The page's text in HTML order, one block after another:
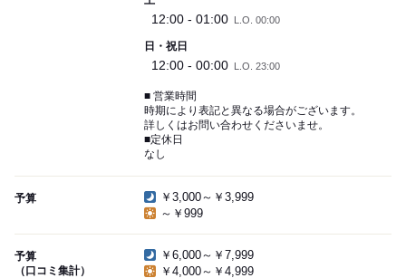
12:00 - 01:00 L.O. 00:00
日・祝日
12:00 - 00:00 L.O. 23:00
■ 営業時間
時期により表記と異なる場合がございます。
詳しくはお問い合わせくださいませ。
■定休日
なし
予算
￥3,000～￥3,999
～￥999
予算
（口コミ集計）
￥6,000～￥7,999
￥4,000～￥4,999